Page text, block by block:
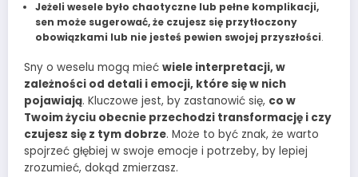
Jeżeli wesele było chaotyczne lub pełne komplikacji,
sen może sugerować, że czujesz się przytłoczony
obowiązkami lub nie jesteś pewien swojej przyszłości.
Sny o weselu mogą mieć wiele interpretacji, w
zależności od detali i emocji, które się w nich
pojawiają. Kluczowe jest, by zastanowić się, co w
Twoim życiu obecnie przechodzi transformację i czy
czujesz się z tym dobrze. Może to być znak, że warto
spojrzeć głębiej w swoje emocje i potrzeby, by lepiej
zrozumieć, dokąd zmierzasz.